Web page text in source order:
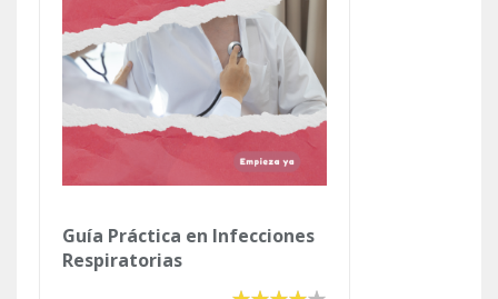
Guía Práctica en Infecciones
Respiratorias